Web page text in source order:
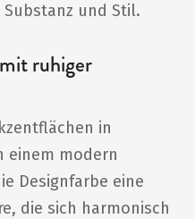
und Stil.
ruhiger
in
einem modern
Designfarbe eine
die sich harmonisch